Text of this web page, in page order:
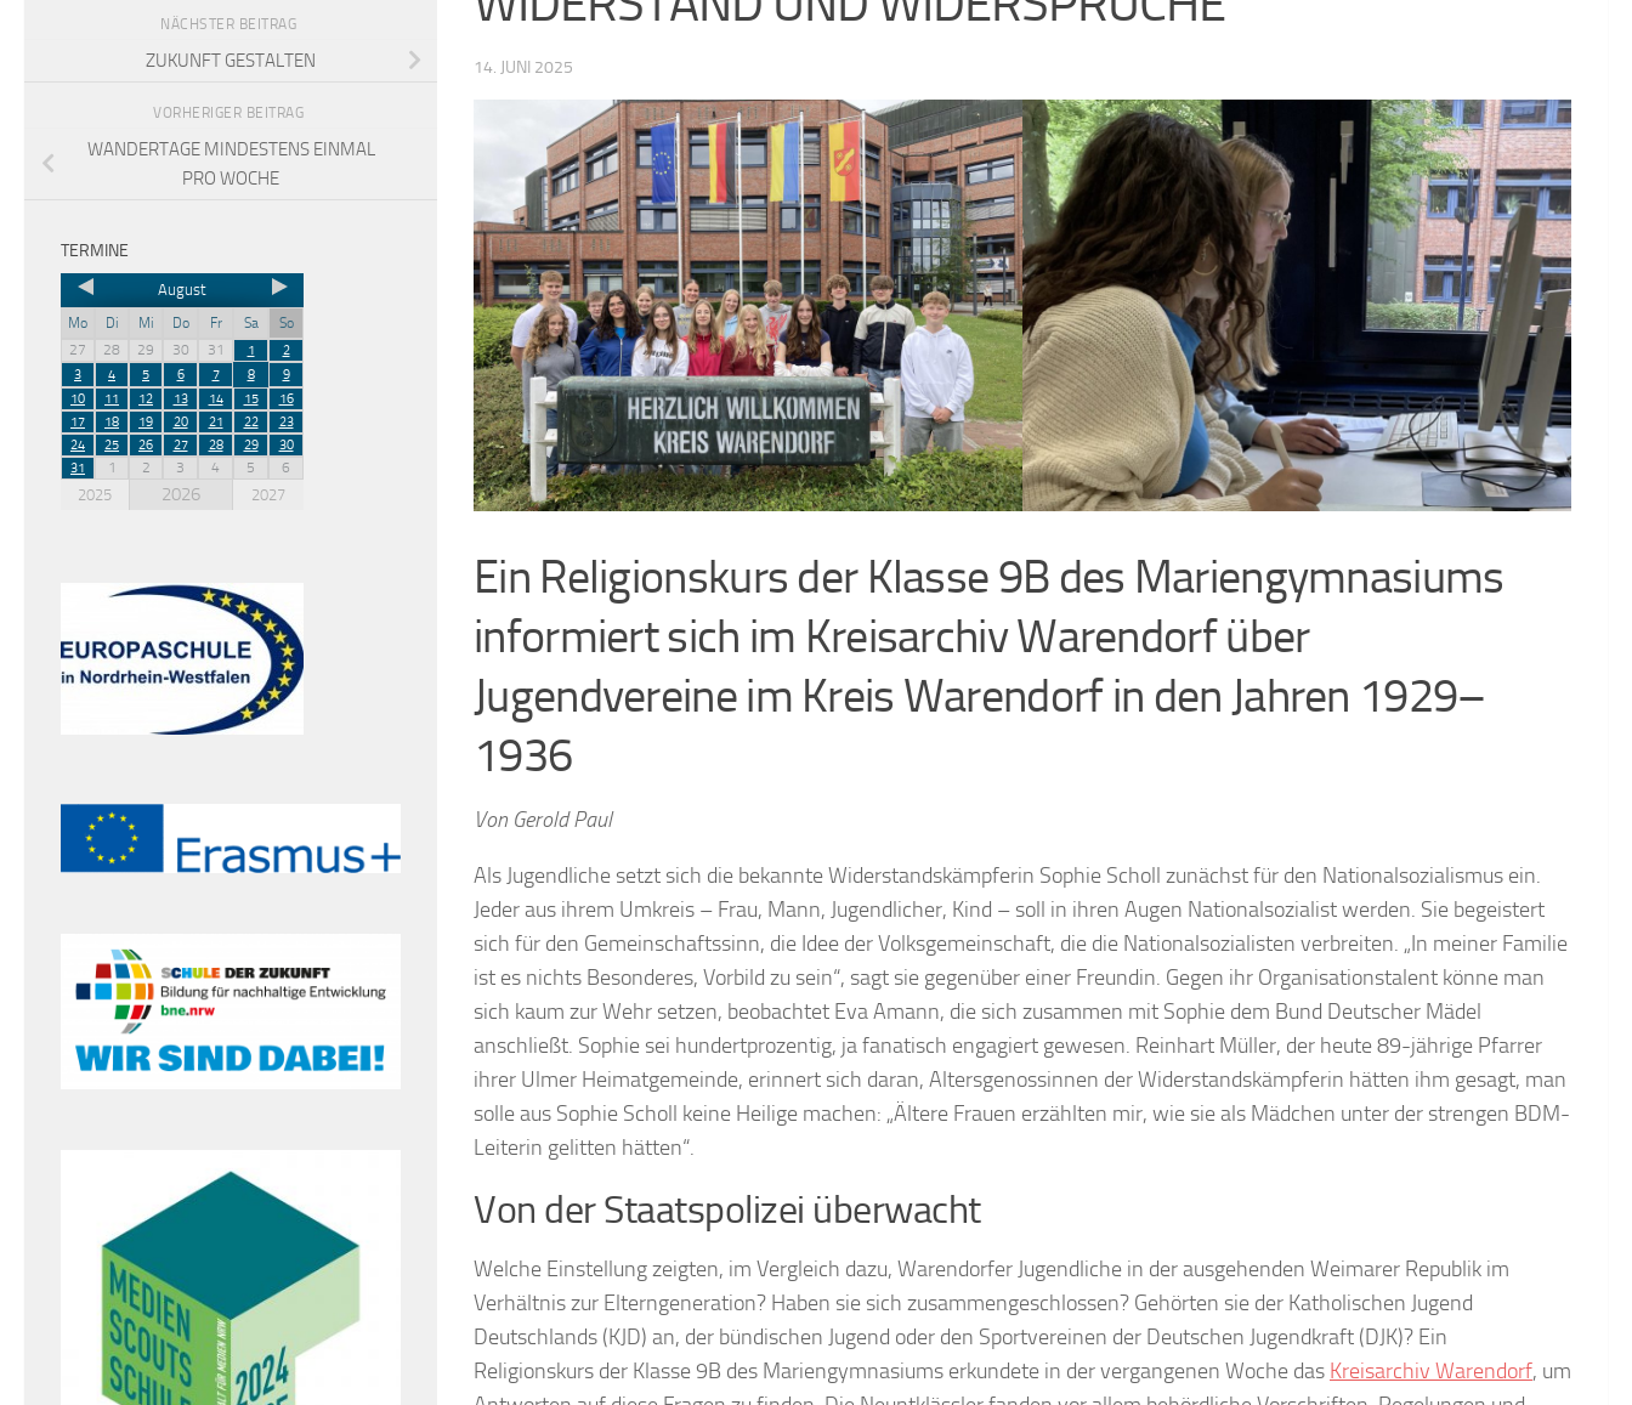
14. JUNI 2025
Ein Religionskurs der Klasse 9B des Mariengymnasiums
informiert sich im Kreisarchiv Warendorf über
Jugendvereine im Kreis Warendorf in den Jahren 1929–
1936
Von Gerold Paul
Als Jugendliche setzt sich die bekannte Widerstandskämpferin Sophie Scholl zunächst für den Nationalsozialismus ein.
Jeder aus ihrem Umkreis – Frau, Mann, Jugendlicher, Kind – soll in ihren Augen Nationalsozialist werden. Sie begeistert
sich für den Gemeinschaftssinn, die Idee der Volksgemeinschaft, die die Nationalsozialisten verbreiten. „In meiner Familie
ist es nichts Besonderes, Vorbild zu sein“, sagt sie gegenüber einer Freundin. Gegen ihr Organisationstalent könne man
sich kaum zur Wehr setzen, beobachtet Eva Amann, die sich zusammen mit Sophie dem Bund Deutscher Mädel
anschließt. Sophie sei hundertprozentig, ja fanatisch engagiert gewesen. Reinhart Müller, der heute 89-jährige Pfarrer
ihrer Ulmer Heimatgemeinde, erinnert sich daran, Altersgenossinnen der Widerstandskämpferin hätten ihm gesagt, man
solle aus Sophie Scholl keine Heilige machen: „Ältere Frauen erzählten mir, wie sie als Mädchen unter der strengen BDM-
Leiterin gelitten hätten“.
Von der Staatspolizei überwacht
Welche Einstellung zeigten, im Vergleich dazu, Warendorfer Jugendliche in der ausgehenden Weimarer Republik im
Verhältnis zur Elterngeneration? Haben sie sich zusammengeschlossen? Gehörten sie der Katholischen Jugend
Deutschlands (KJD) an, der bündischen Jugend oder den Sportvereinen der Deutschen Jugendkraft (DJK)? Ein
Religionskurs der Klasse 9B des Mariengymnasiums erkundete in der vergangenen Woche das Kreisarchiv Warendorf, um
NÄCHSTER BEITRAG
ZUKUNFT GESTALTEN
VORHERIGER BEITRAG
WANDERTAGE MINDESTENS EINMAL
PRO WOCHE
TERMINE
August
Mo Di Mi Do Fr Sa
So
27
28 29 30 31 1
2
3
4 5 6 7 8
9
10
11 12 13 14 15
16
17
18 19 20 21 22
23
24
25 26 27 28 29
30
31
1 2 3 4 5 6
2025 2026 2027